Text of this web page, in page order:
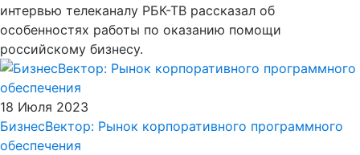
интервью телеканалу РБК-ТВ рассказал об
особенностях работы по оказанию помощи
российскому бизнесу.
18 Июля 2023
БизнесВектор: Рынок корпоративного программного
обеспечения